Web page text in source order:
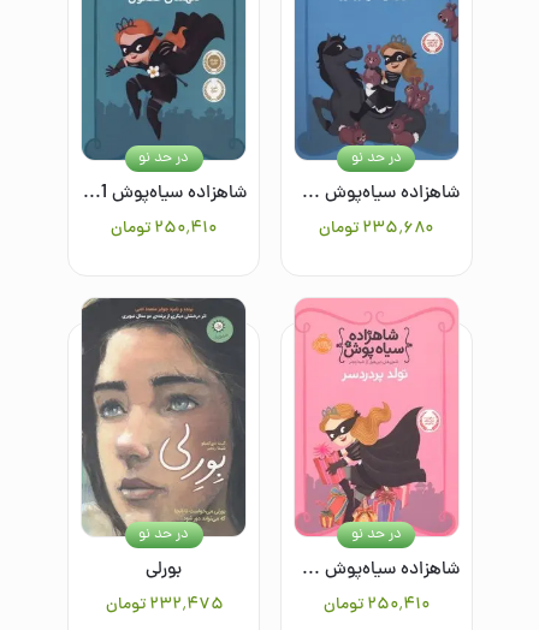
شاهزاده سیاه‌پوش 3: خرگوش‌های بزخور
۲۳۵٬۶۸۰تومان
در حد نو
شاهزاده سیاه‌پوش 1: مهمان فضول
۲۵۰٬۴۱۰تومان
در حد نو
شاهزاده سیاه‌پوش 2: تولد پردردسر
۲۵۰٬۴۱۰ تومان
در حد نو
بورلی
۲۳۲٬۴۷۵ تومان
در حد نو